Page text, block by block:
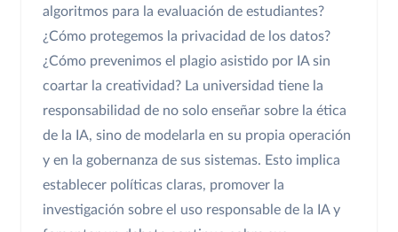
algoritmos para la evaluación de estudiantes?
¿Cómo protegemos la privacidad de los datos?
¿Cómo prevenimos el plagio asistido por IA sin
coartar la creatividad? La universidad tiene la
responsabilidad de no solo enseñar sobre la ética
de la IA, sino de modelarla en su propia operación
y en la gobernanza de sus sistemas. Esto implica
establecer políticas claras, promover la
investigación sobre el uso responsable de la IA y